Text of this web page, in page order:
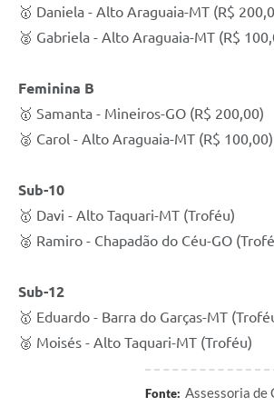
🥇 Daniela - Alto Araguaia-MT (R$
🥈 Gabriela - Alto Araguaia-MT (R$
Feminina B
🥇 Samanta - Mineiros-GO (R$ 200,00)
🥈 Carol - Alto Araguaia-MT (R$ 100,00)
Sub-10
🥇 Davi - Alto Taquari-MT (Troféu)
🥈 Ramiro - Chapadão do Céu-GO
Sub-12
🥇 Eduardo - Barra do Garças-MT
🥈 Moisés - Alto Taquari-MT (Troféu)
Fonte: Assessoria de